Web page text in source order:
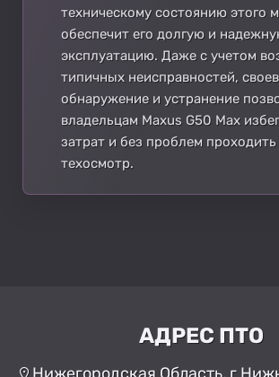
техническому состоянию этого
обеспечит его долгую и
эксплуатацию. Даже с учетом
типичных неисправностей,
обнаружение и устранение
владельцам Maxus G50 Max
затрат и без проблем
техосмотр.
АДРЕС ПТО